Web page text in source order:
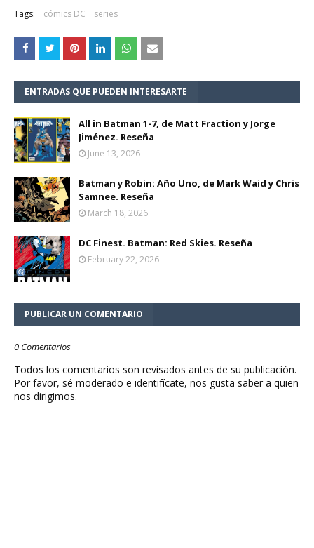
Tags: cómics DC series
ENTRADAS QUE PUEDEN INTERESARTE
All in Batman 1-7, de Matt Fraction y Jorge
Jiménez. Reseña
June 13, 2026
Batman y Robin: Año Uno, de Mark Waid y Chris
Samnee. Reseña
March 18, 2026
DC Finest. Batman: Red Skies. Reseña
February 22, 2026
PUBLICAR UN COMENTARIO
0 Comentarios
Todos los comentarios son revisados antes de su publicación.
Por favor, sé moderado e identifícate, nos gusta saber a quien
nos dirigimos.